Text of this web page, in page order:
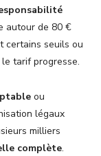
autour de 80 €
certains seuils ou
le tarif progresse.
ou
légaux
milliers
complète.